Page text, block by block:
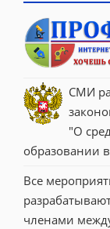
СМИ
"О
образовании
Все
членами